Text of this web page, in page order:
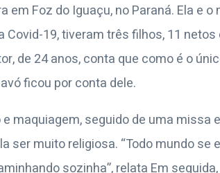
em Foz do Iguaçu, no Paraná. Ela e o
19, tiveram três filhos, 11 netos
de 24 anos, conta que como é o
ficou por conta dele.
maquiagem, seguido de uma missa
ser muito religiosa. “Todo mundo se
sozinha”, relata Em